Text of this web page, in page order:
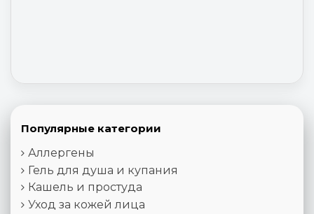
Популярные категории
Аллергены
Гель для душа и купания
Кашель и простуда
Уход за кожей лица